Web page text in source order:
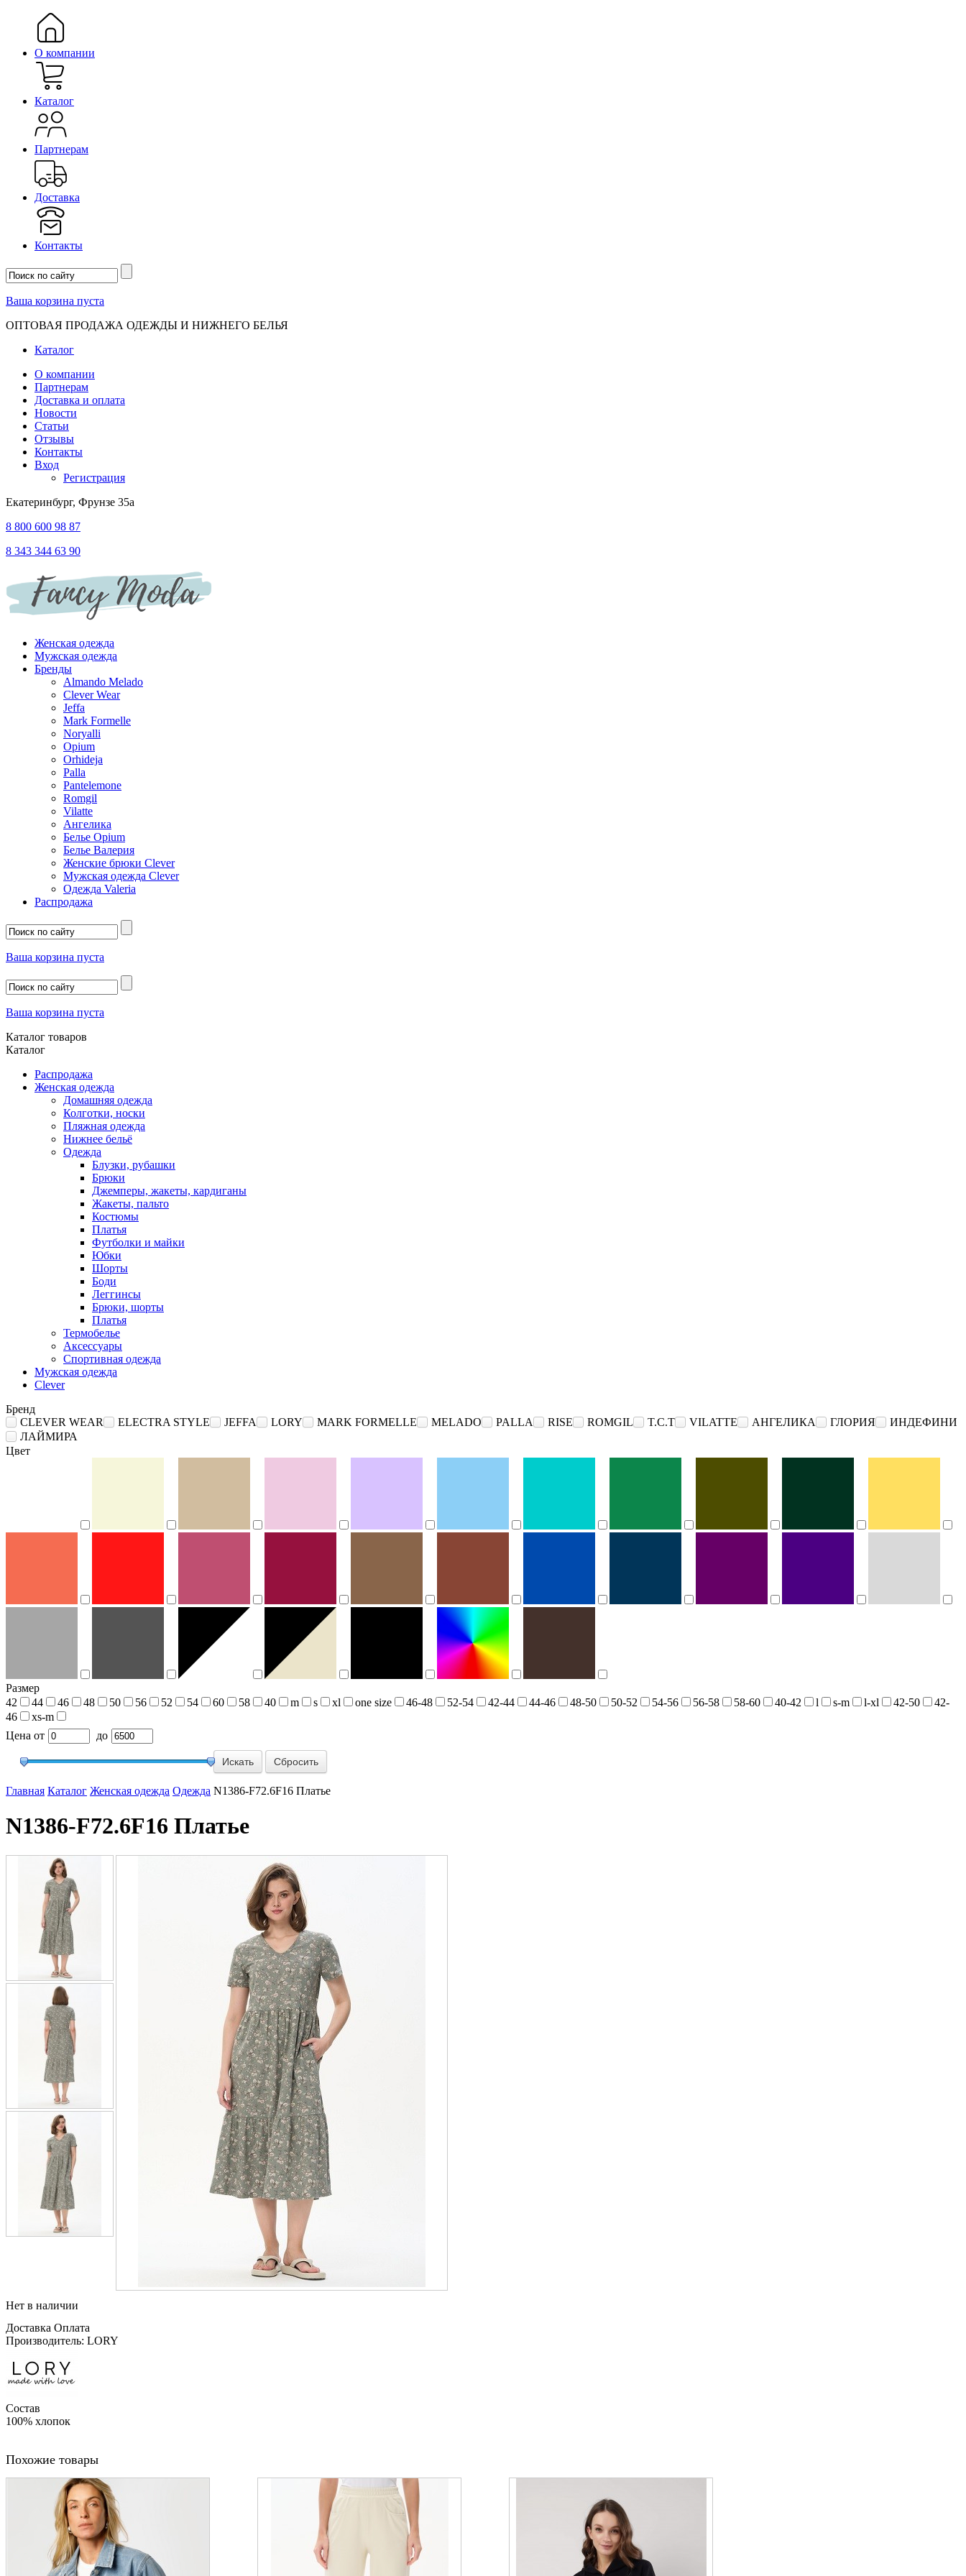
О компании
Каталог
Партнерам
Доставка
Контакты
Ваша корзина пуста
ОПТОВАЯ ПРОДАЖА ОДЕЖДЫ И НИЖНЕГО БЕЛЬЯ
Каталог
О компании
Партнерам
Доставка и оплата
Новости
Статьи
Отзывы
Контакты
Вход
Регистрация
Екатеринбург, Фрунзе 35а
8 800 600 98 87
8 343 344 63 90
Женская одежда
Мужская одежда
Бренды
Almando Melado
Clever Wear
Jeffa
Mark Formelle
Noryalli
Opium
Orhideja
Palla
Pantelemone
Romgil
Vilatte
Ангелика
Белье Opium
Белье Валерия
Женские брюки Clever
Мужская одежда Clever
Одежда Valeria
Распродажа
Ваша корзина пуста
Ваша корзина пуста
Каталог товаров
Каталог
Распродажа
Женская одежда
Домашняя одежда
Колготки, носки
Пляжная одежда
Нижнее бельё
Одежда
Блузки, рубашки
Брюки
Джемперы, жакеты, кардиганы
Жакеты, пальто
Костюмы
Платья
Футболки и майки
Юбки
Шорты
Боди
Леггинсы
Брюки, шорты
Платья
Термобелье
Аксессуары
Спортивная одежда
Мужская одежда
Clever
Бренд
CLEVER WEAR
ELECTRA STYLE JEFFA LORY MARK FORMELLE MELADO PALLA RISE ROMGIL T.C.T VILATTE АНГЕЛИКА ГЛОРИЯ
ИНДЕФИНИ
ЛАЙМИРА
Цвет
Размер
42
44 46 48 50 56 52 54 60 58 40 m s xl one size 46-48 52-54 42-44 44-46 48-50 50-52 54-56 56-58 58-60 40-42 l s-m l-xl 42-50
42-
46
xs-m
Цена от до
Сбросить
Главная Каталог Женская одежда Одежда N1386-F72.6F16 Платье
N1386-F72.6F16 Платье
Нет в наличии
Доставка Оплата
Производитель: LORY
Состав
100% хлопок
Похожие товары